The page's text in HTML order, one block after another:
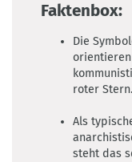
Neruda-
sechsten
Buchstaben
Faktenbox:
Die
roter Stern.
Als
steht das